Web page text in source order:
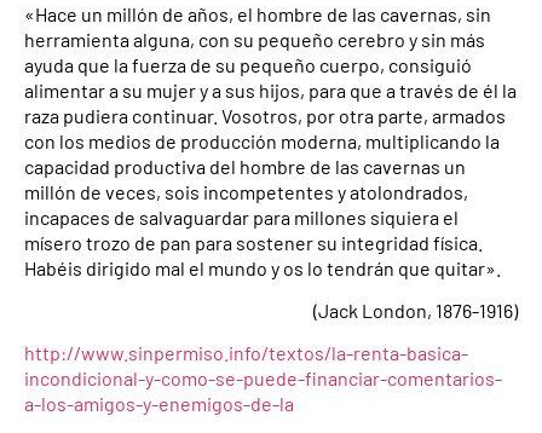
«Hace un millón de años, el hombre de las cavernas, sin
herramienta alguna, con su pequeño cerebro y sin más
ayuda que la fuerza de su pequeño cuerpo, consiguió
alimentar a su mujer y a sus hijos, para que a través de él la
raza pudiera continuar. Vosotros, por otra parte, armados
con los medios de producción moderna, multiplicando la
capacidad productiva del hombre de las cavernas un
millón de veces, sois incompetentes y atolondrados,
incapaces de salvaguardar para millones siquiera el
mísero trozo de pan para sostener su integridad física.
Habéis dirigido mal el mundo y os lo tendrán que quitar».
(Jack London, 1876-1916)
http://www.sinpermiso.info/textos/la-renta-basica-
incondicional-y-como-se-puede-financiar-comentarios-
a-los-amigos-y-enemigos-de-la